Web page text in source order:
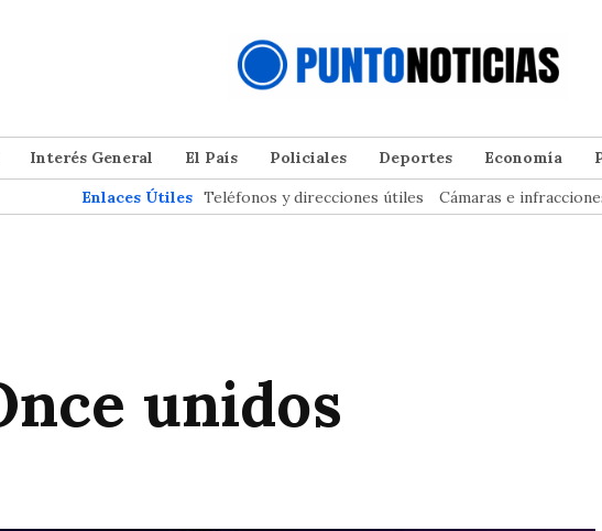
Interés General El País Policiales Deportes Economía
Enlaces Útiles Teléfonos y direcciones útiles Cámaras e
unidos